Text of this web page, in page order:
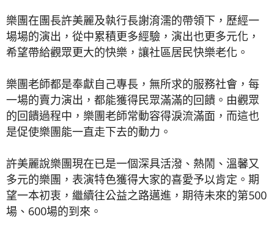
樂團在團長許美麗及執行長謝淯濡的帶領下，歷經一
場場的演出，從中累積更多經驗，演出也更多元化，
希望帶給觀眾更大的快樂，讓社區居民快樂老化。
樂團老師都是奉獻自己專長，無所求的服務社會，每
一場的賣力演出，都能獲得民眾滿滿的回饋。由觀眾
的回饋過程中，樂團老師常動容得淚流滿面，而這也
是促使樂團能一直走下去的動力。
許美麗說樂團現在已是一個深具活潑、熱鬧、溫馨又
多元的樂團，表演特色獲得大家的喜愛予以肯定。期
望一本初衷，繼續往公益之路邁進，期待未來的第500
場、600場的到來。